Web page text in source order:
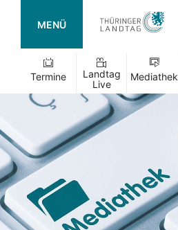
MENÜ
Termine
Landtag
Live
Mediathek